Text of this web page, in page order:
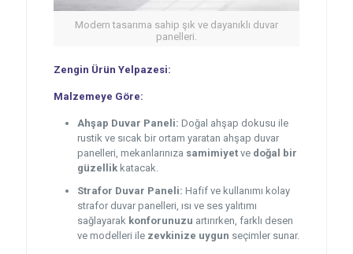
Modern tasarıma sahip şık ve dayanıklı duvar
panelleri.
Zengin Ürün Yelpazesi:
Malzemeye Göre:
Ahşap Duvar Paneli: Doğal ahşap dokusu ile
rustik ve sıcak bir ortam yaratan ahşap duvar
panelleri, mekanlarınıza samimiyetve doğal bir
güzellikkatacak.
Strafor Duvar Paneli: Hafif ve kullanımı kolay
strafor duvar panelleri, ısı ve ses yalıtımı
sağlayarak konforunuzu artırırken, farklı desen
ve modelleri ile zevkinize uygun seçimler sunar.